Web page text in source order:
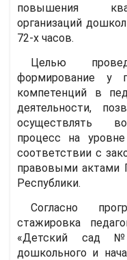
повышения
организаций
72-х часов.
Целью
формирование у
компетенций в
деятельности,
осуществлять
процесс на
соответствии с
правовыми актами
Республики.
Согласно
стажировка
«Детский сад
дошкольного и